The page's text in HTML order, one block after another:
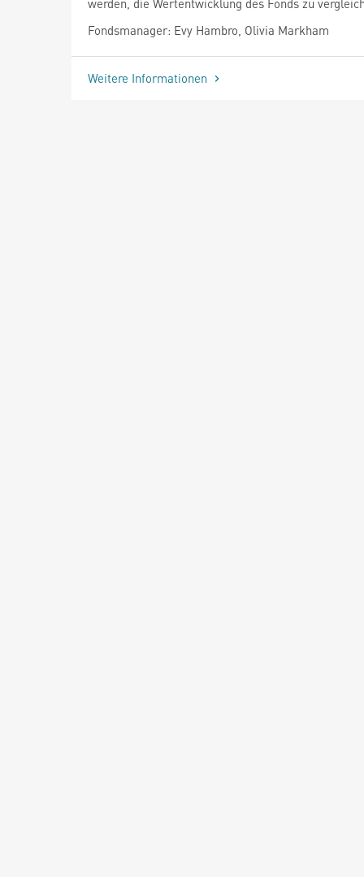
Fondsmanager: Evy Hambro, Olivia Markham
Weitere Informationen